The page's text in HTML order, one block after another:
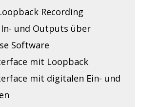
Recording
und Outputs über
Software
mit Loopback
mit digitalen Ein- und